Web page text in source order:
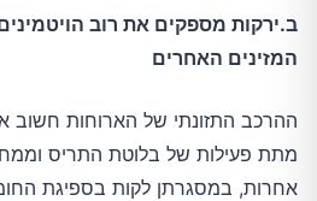
ב.ירקות מספקים את רוב
המזינים האחרים
ההרכב התזונתי של הארוחות חשוב
מתת פעילות של בלוטת התריס
אחרות, במסגרתן לקות בספיגת